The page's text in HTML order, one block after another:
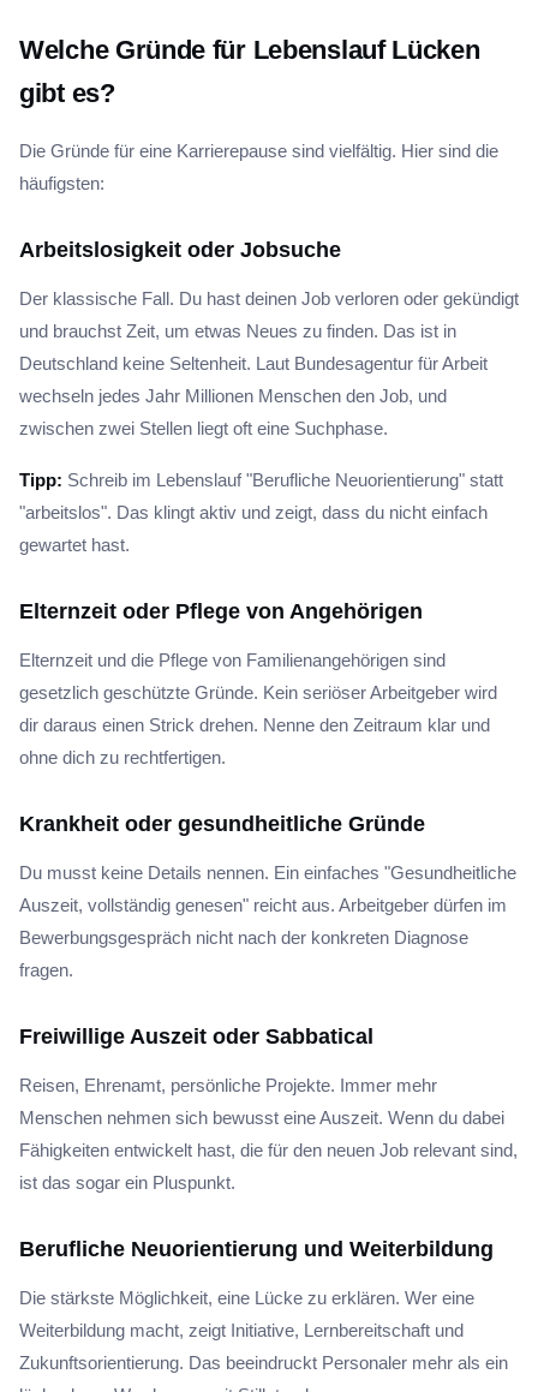
Welche Gründe für Lebenslauf Lücken
gibt es?
Die Gründe für eine Karrierepause sind vielfältig. Hier sind die
häufigsten:
Arbeitslosigkeit oder Jobsuche
Der klassische Fall. Du hast deinen Job verloren oder gekündigt
und brauchst Zeit, um etwas Neues zu finden. Das ist in
Deutschland keine Seltenheit. Laut Bundesagentur für Arbeit
wechseln jedes Jahr Millionen Menschen den Job, und
zwischen zwei Stellen liegt oft eine Suchphase.
Tipp: Schreib im Lebenslauf "Berufliche Neuorientierung" statt
"arbeitslos". Das klingt aktiv und zeigt, dass du nicht einfach
gewartet hast.
Elternzeit oder Pflege von Angehörigen
Elternzeit und die Pflege von Familienangehörigen sind
gesetzlich geschützte Gründe. Kein seriöser Arbeitgeber wird
dir daraus einen Strick drehen. Nenne den Zeitraum klar und
ohne dich zu rechtfertigen.
Krankheit oder gesundheitliche Gründe
Du musst keine Details nennen. Ein einfaches "Gesundheitliche
Auszeit, vollständig genesen" reicht aus. Arbeitgeber dürfen im
Bewerbungsgespräch nicht nach der konkreten Diagnose
fragen.
Freiwillige Auszeit oder Sabbatical
Reisen, Ehrenamt, persönliche Projekte. Immer mehr
Menschen nehmen sich bewusst eine Auszeit. Wenn du dabei
Fähigkeiten entwickelt hast, die für den neuen Job relevant sind,
ist das sogar ein Pluspunkt.
Berufliche Neuorientierung und Weiterbildung
Die stärkste Möglichkeit, eine Lücke zu erklären. Wer eine
Weiterbildung macht, zeigt Initiative, Lernbereitschaft und
Zukunftsorientierung. Das beeindruckt Personaler mehr als ein